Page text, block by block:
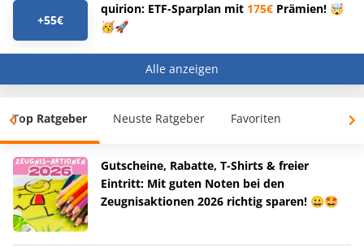
+55€
quirion: ETF-Sparplan mit 175€ Prämien! 🤯
🥳🚀
Alle anzeigen
Top Ratgeber Neuste Ratgeber Favoriten
Gutscheine, Rabatte, T-Shirts & freier
Eintritt: Mit guten Noten bei den
Zeugnisaktionen 2026 richtig sparen! 😀🤩